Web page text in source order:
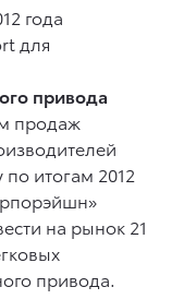
года
для
привода
продаж
итогам 2012
на рынок 21
привода.